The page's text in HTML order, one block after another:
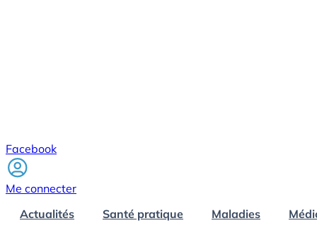
Facebook
Me connecter
Actualités
Santé pratique Maladies